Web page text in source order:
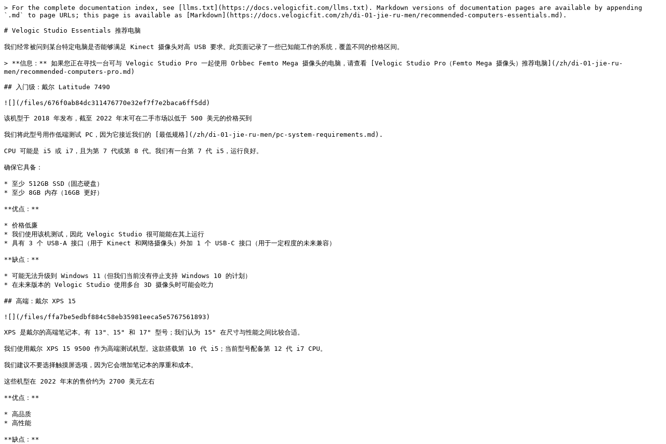
> For the complete documentation index, see [llms.txt](https://docs.velogicfit.com/llms.txt). Markdown versions of documentation pages are available by appending
`.md` to page URLs; this page is available as [Markdown](https://docs.velogicfit.com/zh/di-01-jie-ru-men/recommended-computers-essentials.md).
# Velogic Studio Essentials 推荐电脑
我们经常被问到某台特定电脑是否能够满足 Kinect 摄像头对高 USB 要求。此页面记录了一些已知能工作的系统，覆盖不同的价格区间。
> **信息：** 如果您正在寻找一台可与 Velogic Studio Pro 一起使用 Orbbec Femto Mega 摄像头的电脑，请查看 [Velogic Studio Pro（Femto Mega 摄像头）推荐电脑](/zh/di-01-jie-ru-
men/recommended-computers-pro.md)
## 入门级：戴尔 Latitude 7490
![](/files/676f0ab84dc311476770e32ef7f7e2baca6ff5dd)
该机型于 2018 年发布，截至 2022 年末可在二手市场以低于 500 美元的价格买到
我们将此型号用作低端测试 PC，因为它接近我们的 [最低规格](/zh/di-01-jie-ru-men/pc-system-requirements.md).
CPU 可能是 i5 或 i7，且为第 7 代或第 8 代。我们有一台第 7 代 i5，运行良好。
确保它具备：
* 至少 512GB SSD（固态硬盘）
* 至少 8GB 内存（16GB 更好）
**优点：**
* 价格低廉
* 我们使用该机测试，因此 Velogic Studio 很可能能在其上运行
* 具有 3 个 USB-A 接口（用于 Kinect 和网络摄像头）外加 1 个 USB-C 接口（用于一定程度的未来兼容）
**缺点：**
* 可能无法升级到 Windows 11（但我们当前没有停止支持 Windows 10 的计划）
* 在未来版本的 Velogic Studio 使用多台 3D 摄像头时可能会吃力
## 高端：戴尔 XPS 15
![](/files/ffa7be5edbf884c58eb35981eeca5e5767561893)
XPS 是戴尔的高端笔记本。有 13"、15" 和 17" 型号；我们认为 15" 在尺寸与性能之间比较合适。
我们使用戴尔 XPS 15 9500 作为高端测试机型。这款搭载第 10 代 i5；当前型号配备第 12 代 i7 CPU。
我们建议不要选择触摸屏选项，因为它会增加笔记本的厚重和成本。
这些机型在 2022 年末的售价约为 2700 美元左右
**优点：**
* 高品质
* 高性能
**缺点：**